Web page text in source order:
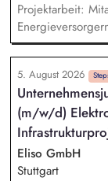
Projektarbeit:
beim Aufbau von
Technologien,
Konzeption
Lösungen im
5. August 2026
(m/w/d)
Eliso GmbH
Stuttgart